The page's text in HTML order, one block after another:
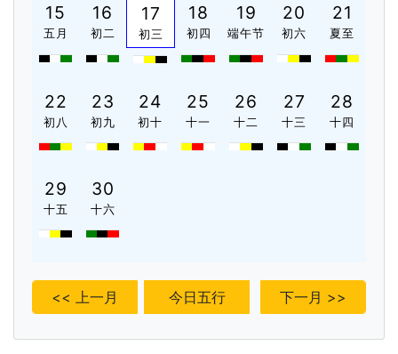
15
五月
16
初二
17
初三
18
初四
19
端午节
20
初六
21
夏至
22
初八
23
初九
24
初十
25
十一
26
十二
27
十三
28
十四
29
十五
30
十六
<< 上一月 今日五行 下一月 >>